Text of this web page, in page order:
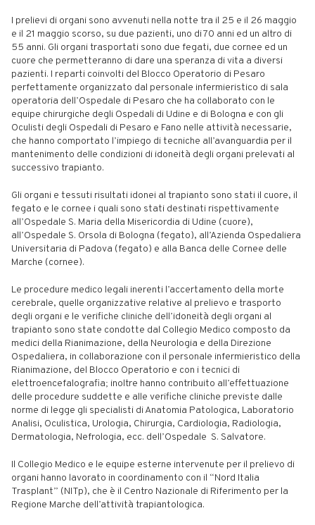
I prelievi di organi sono avvenuti nella notte tra il 25 e il 26 maggio
e il 21 maggio scorso, su due pazienti, uno di 70 anni ed un altro di
55 anni. Gli organi trasportati sono due fegati, due cornee ed un
cuore che permetteranno di dare una speranza di vita a diversi
pazienti. I reparti coinvolti del Blocco Operatorio di Pesaro
perfettamente organizzato dal personale infermieristico di sala
operatoria dell’Ospedale di Pesaro che ha collaborato con le
equipe chirurgiche degli Ospedali di Udine e di Bologna e con gli
Oculisti degli Ospedali di Pesaro e Fano nelle attività necessarie,
che hanno comportato l’impiego di tecniche all’avanguardia per il
mantenimento delle condizioni di idoneità degli organi prelevati al
successivo trapianto.
Gli organi e tessuti risultati idonei al trapianto sono stati il cuore, il
fegato e le cornee i quali sono stati destinati rispettivamente
all’Ospedale S. Maria della Misericordia di Udine (cuore),
all’Ospedale S. Orsola di Bologna (fegato), all’Azienda Ospedaliera
Universitaria di Padova (fegato) e alla Banca delle Cornee delle
Marche (cornee).
Le procedure medico legali inerenti l’accertamento della morte
cerebrale, quelle organizzative relative al prelievo e trasporto
degli organi e le verifiche cliniche dell’idoneità degli organi al
trapianto sono state condotte dal Collegio Medico composto da
medici della Rianimazione, della Neurologia e della Direzione
Ospedaliera, in collaborazione con il personale infermieristico della
Rianimazione, del Blocco Operatorio e con i tecnici di
elettroencefalografia; inoltre hanno contribuito all’effettuazione
delle procedure suddette e alle verifiche cliniche previste dalle
norme di legge gli specialisti di Anatomia Patologica, Laboratorio
Analisi, Oculistica, Urologia, Chirurgia, Cardiologia, Radiologia,
Dermatologia, Nefrologia, ecc. dell’Ospedale S. Salvatore.
Il Collegio Medico e le equipe esterne intervenute per il prelievo di
organi hanno lavorato in coordinamento con il “Nord Italia
Trasplant” (NITp), che è il Centro Nazionale di Riferimento per la
Regione Marche dell’attività trapiantologica.